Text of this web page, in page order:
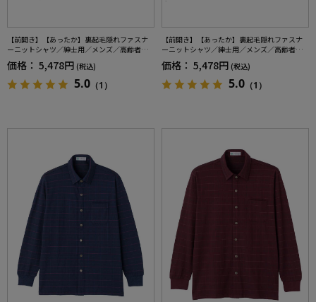
【前開き】【あったか】裏起毛隠れファスナ
ーニットシャツ／紳士用／メンズ／高齢者／
シニア／秋冬／洗濯機OK／お出かけ／おしゃ
れ／名前記入欄付き／ギフト／プレゼント【C
F】
価格： 5,478円 (税込)
5.0 （1）
【前開き】【あったか】裏起毛隠れファスナ
ーニットシャツ／紳士用／メンズ／高齢者／
シニア／秋冬／洗濯機OK／お出かけ／おしゃ
れ／名前記入欄付き／ギフト／プレゼント【C
F】
価格： 5,478円 (税込)
5.0 （1）